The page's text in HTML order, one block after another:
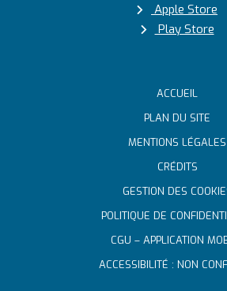
Apple Store
Play Store
ACCUEIL
PLAN DU SITE
MENTIONS LÉGALES
CRÉDITS
GESTION DES
POLITIQUE DE
CGU – APPLICATION
ACCESSIBILITÉ : NON